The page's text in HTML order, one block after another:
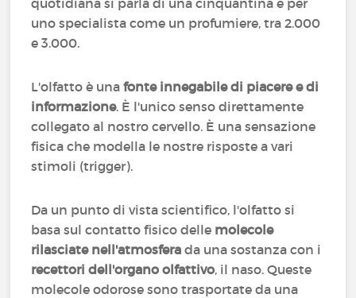
quotidiana si parla di una cinquantina e per
uno specialista come un profumiere, tra 2.000
e 3.000.
L'olfatto è unafonte innegabile di piacere e di
informazione. È l'unico senso direttamente
collegato al nostro cervello. È una sensazione
fisica che modella le nostre risposte a vari
stimoli (trigger).
Da un punto di vista scientifico, l'olfatto si
basa sul contatto fisico delle molecole
rilasciate nell'atmosferada una sostanza con i
recettori dell'organo olfattivo, il naso. Queste
molecole odorose sono trasportate da una